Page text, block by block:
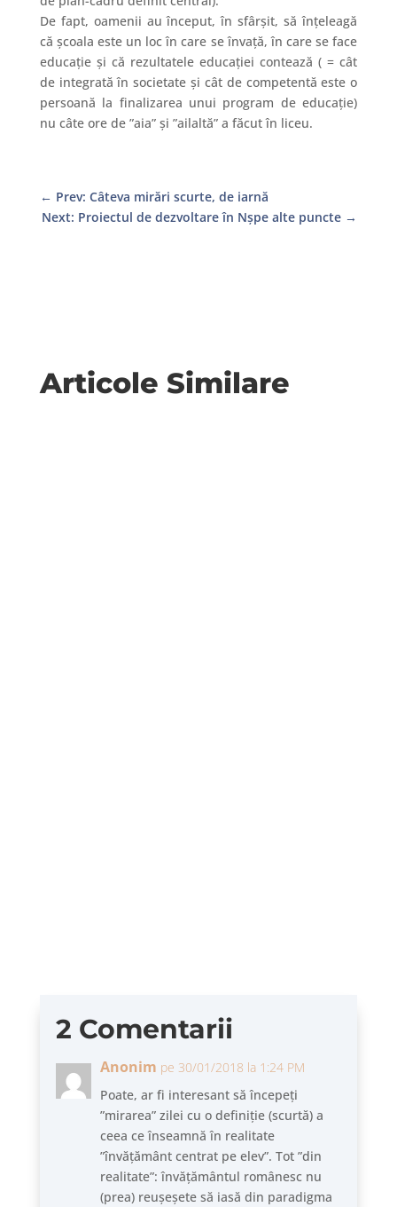
De fapt, oamenii au început, în sfârșit, să înțeleagă
că școala este un loc în care se învață, în care se face
educație și că rezultatele educației contează ( = cât
de integrată în societate și cât de competentă este o
persoană la finalizarea unui program de educație)
nu câte ore de ”aia” și ”ailaltă” a făcut în liceu.
← Prev: Câteva mirări scurte, de iarnă
Next: Proiectul de dezvoltare în Nșpe alte puncte →
Articole Similare
2 Comentarii
Anonim pe 30/01/2018 la 1:24 PM
Poate, ar fi interesant să începeți
”mirarea” zilei cu o definiție (scurtă) a
ceea ce înseamnă în realitate
”învățământ centrat pe elev”. Tot ”din
realitate”: învățământul românesc nu
(prea) reușeșete să iasă din paradigma